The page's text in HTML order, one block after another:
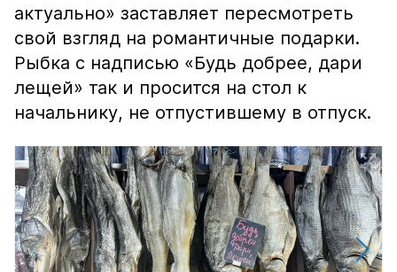
актуально» заставляет пересмотреть
свой взгляд на романтичные подарки.
Рыбка с надписью «Будь добрее, дари
лещей» так и просится на стол к
начальнику, не отпустившему в отпуск.